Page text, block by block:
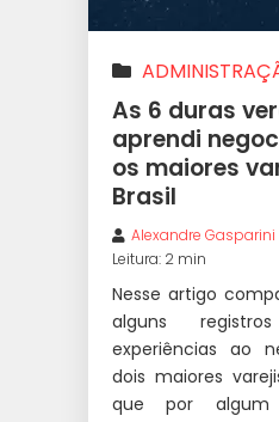
|PRECIFICAÇÃO
As 6 duras
aprendi
os maiores
Brasil
Alexandre Gasparini
Leitura: 2 min
Nesse artigo
alguns
experiências ao
dois maiores
que por